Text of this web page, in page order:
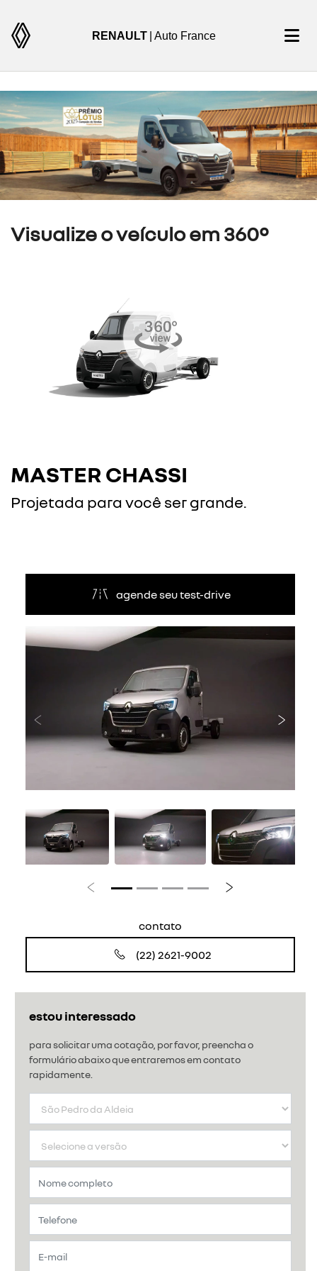
RENAULT | Auto France
Visualize o veículo em 360°
MASTER CHASSI
Projetada para você ser grande.
agende seu test-drive
estou interessado
para solicitar uma cotação, por favor, preencha o
formulário abaixo que entraremos em contato
rapidamente.
Anterior
Anterior Próximo
contato
(22) 2621-9002